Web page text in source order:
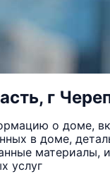
г
о доме,
в доме,
услуг